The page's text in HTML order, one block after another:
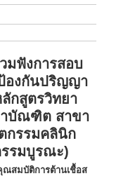
มฟังการสอบ
องกันปริญญา
กสูตรวิทยา
บัณฑิต สาขา
กรรมคลินิก
รมบูรณะ)
ณสมบัติการต้านเชื้อส